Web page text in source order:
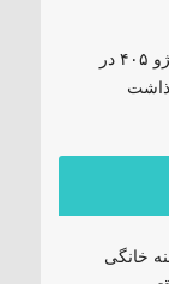
برخورد موتورسیکلت و پژو ۴۰۵ در
خانگی